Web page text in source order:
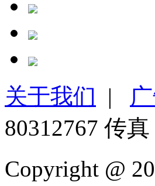
关于我们 |
80312767 传
Copyright @